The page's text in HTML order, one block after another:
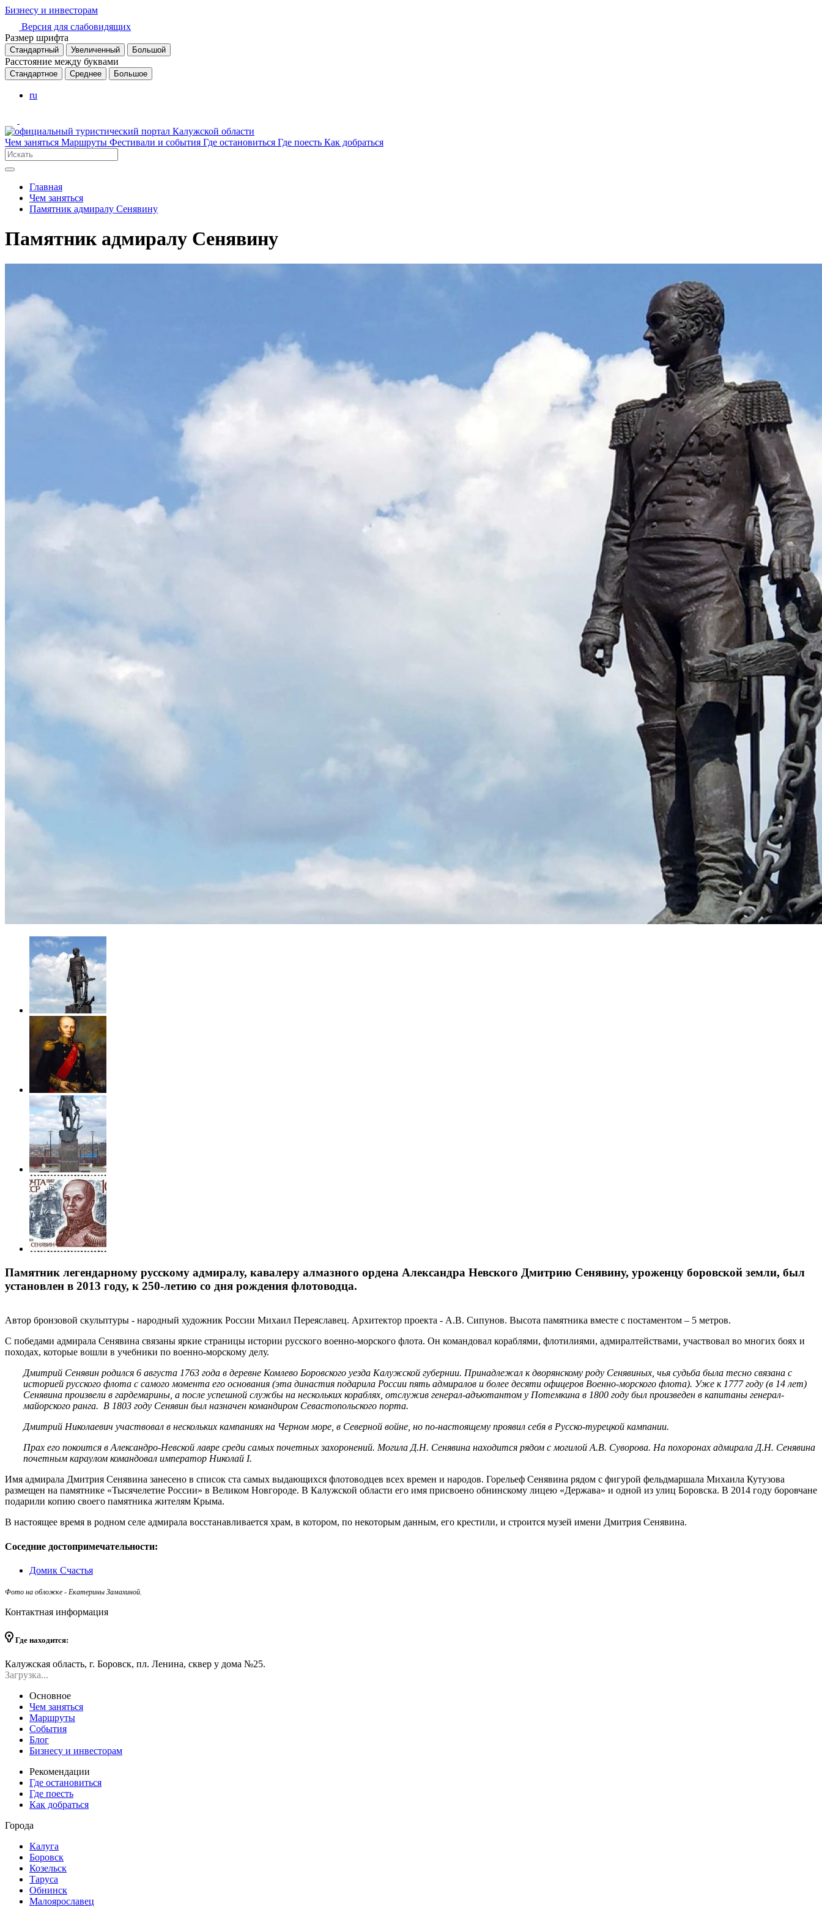
Бизнесу и инвесторам
Версия для слабовидящих
Размер шрифта
Стандартный Увеличенный Большой
Расстояние между буквами
Стандартное Среднее Большое
ru
Чем заняться Маршруты Фестивали и события Где остановиться Где поесть Как добраться
Главная
Чем заняться
Памятник адмиралу Сенявину
Памятник адмиралу Сенявину
Памятник легендарному русскому адмиралу, кавалеру алмазного ордена Александра Невского Дмитрию Сенявину, уроженцу боровской земли, был
установлен в 2013 году, к 250-летию со дня рождения флотоводца.
Автор бронзовой скульптуры - народный художник России Михаил Переяславец. Архитектор проекта - А.В. Сипунов. Высота памятника вместе с постаментом – 5 метров.
С победами адмирала Сенявина связаны яркие страницы истории русского военно-морского флота. Он командовал кораблями, флотилиями, адмиралтействами, участвовал во многих боях и
походах, которые вошли в учебники по военно-морскому делу.
Дмитрий Сенявин родился 6 августа 1763 года в деревне Комлево Боровского уезда Калужской губернии. Принадлежал к дворянскому роду Сенявиных, чья судьба была тесно связана с
историей русского флота с самого момента его основания (эта династия подарила России пять адмиралов и более десяти офицеров Военно-морского флота). Уже к 1777 году (в 14 лет)
Сенявина произвели в гардемарины, а после успешной службы на нескольких кораблях, отслужив генерал-адъютантом у Потемкина в 1800 году был произведен в капитаны генерал-
майорского ранга. В 1803 году Сенявин был назначен командиром Севастопольского порта.
Дмитрий Николаевич участвовал в нескольких кампаниях на Черном море, в Северной войне, но по-настоящему проявил себя в Русско-турецкой кампании.
Прах его покоится в Александро-Невской лавре среди самых почетных захоронений. Могила Д.Н. Сенявина находится рядом с могилой А.В. Суворова. На похоронах адмирала Д.Н. Сенявина
почетным караулом командовал император Николай I.
Имя адмирала Дмитрия Сенявина занесено в список ста самых выдающихся флотоводцев всех времен и народов. Горельеф Сенявина рядом с фигурой фельдмаршала Михаила Кутузова
размещен на памятнике «Тысячелетие России» в Великом Новгороде. В Калужской области его имя присвоено обнинскому лицею «Держава» и одной из улиц Боровска. В 2014 году боровчане
подарили копию своего памятника жителям Крыма.
В настоящее время в родном селе адмирала восстанавливается храм, в котором, по некоторым данным, его крестили, и строится музей имени Дмитрия Сенявина.
Соседние достопримечательности:
Домик Счастья
Фото на обложке - Екатерины Замахиной.
Контактная информация
Где находится:
Калужская область, г. Боровск, пл. Ленина, сквер у дома №25.
Загрузка...
Основное
Чем заняться
Маршруты
События
Блог
Бизнесу и инвесторам
Рекомендации
Где остановиться
Где поесть
Как добраться
Города
Калуга
Боровск
Козельск
Таруса
Обнинск
Малоярославец